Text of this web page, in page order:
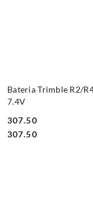
Bateria Trimble R2/
7.4V
Cena:
307.50
Cena:
307.50